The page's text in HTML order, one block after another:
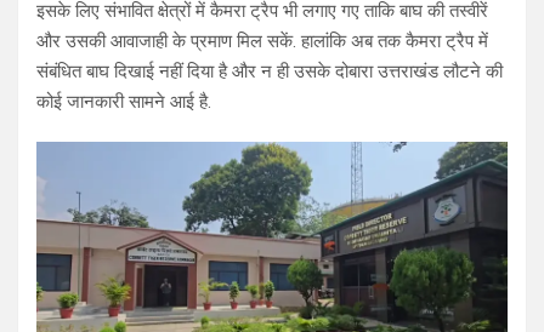
इसके लिए संभावित क्षेत्रों में कैमरा ट्रैप भी लगाए गए ताकि बाघ की तस्वीरें
और उसकी आवाजाही के प्रमाण मिल सकें. हालांकि अब तक कैमरा ट्रैप में
संबंधित बाघ दिखाई नहीं दिया है और न ही उसके दोबारा उत्तराखंड लौटने की
कोई जानकारी सामने आई है.